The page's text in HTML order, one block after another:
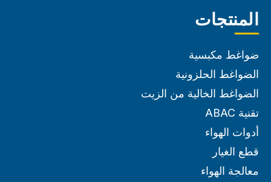
المنتجات
ضواغط مكبسية
الضواغط الحلزونية
الضواغط الخالية من الزيت
تقنية ABAC
أدوات الهواء
قطع الغيار
معالجة الهواء